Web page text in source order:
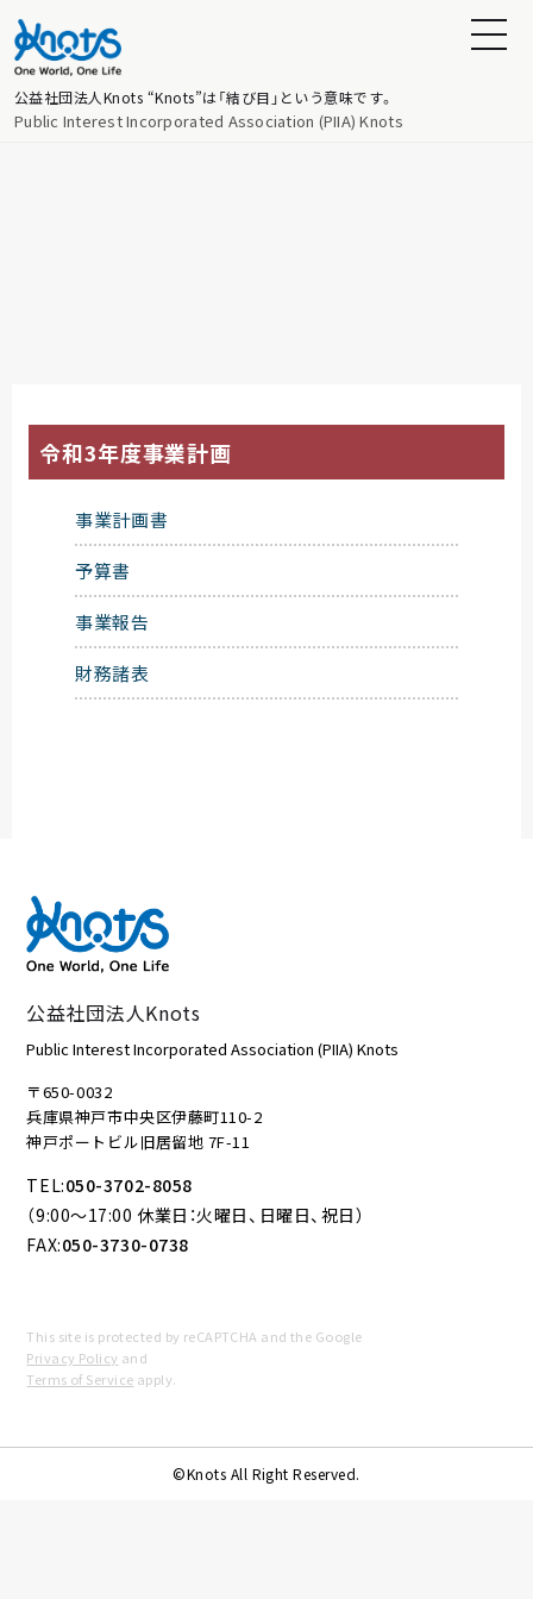
公益社団法人Knots “Knots”は「結び目」という意味です。
Public Interest Incorporated Association (PIIA) Knots
令和3年度事業計画
事業計画書
予算書
事業報告
財務諸表
公益社団法人Knots
Public Interest Incorporated Association (PIIA) Knots
〒650-0032
兵庫県神戸市中央区伊藤町110-2
神戸ポートビル旧居留地 7F-11
TEL:050-3702-8058
（9:00～17:00 休業日：火曜日、日曜日、祝日）
FAX:050-3730-0738
This site is protected by reCAPTCHA and the Google
Privacy Policy and
Terms of Service apply.
©Knots All Right Reserved.